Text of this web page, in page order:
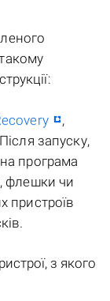
,
запуску,
програма
флешки чи
пристроїв
з якого